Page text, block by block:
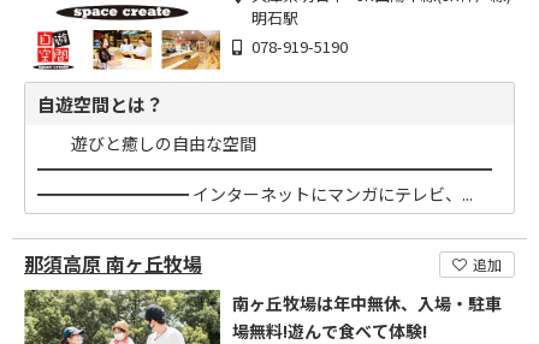
明石駅
078-919-5190
自遊空間とは？
遊びと癒しの自由な空間
━━━━━━━━━━━━━━━━━━━━━━━━━━━
━━━━━━━━━ インターネットにマンガにテレビ、...
那須高原 南ヶ丘牧場 追加
南ヶ丘牧場は年中無休、入場・駐車
場無料!遊んで食べて体験!